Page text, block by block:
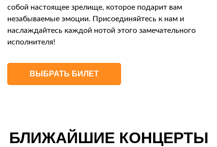
собой настоящее зрелище, которое подарит вам
незабываемые эмоции. Присоединяйтесь к нам и
наслаждайтесь каждой нотой этого замечательного
исполнителя!
ВЫБРАТЬ БИЛЕТ
БЛИЖАЙШИЕ КОНЦЕРТЫ